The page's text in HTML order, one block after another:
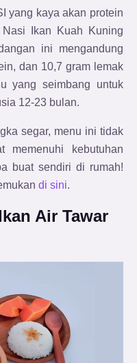
yang kaya akan protein
Ikan Kuah Kuning
ini mengandung
dan 10,7 gram lemak
yang seimbang untuk
12-23 bulan.
segar, menu ini tidak
memenuhi kebutuhan
buat sendiri di rumah!
di sini.
Air Tawar